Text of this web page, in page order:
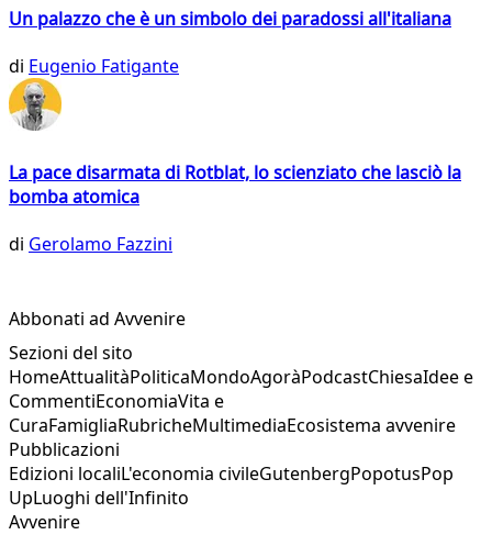
Un palazzo che è un simbolo dei paradossi all'italiana
di Eugenio Fatigante
La pace disarmata di Rotblat, lo scienziato che lasciò la
bomba atomica
di Gerolamo Fazzini
Abbonati ad Avvenire
Sezioni del sito
HomeAttualitàPoliticaMondoAgoràPodcastChiesaIdee e
CommentiEconomiaVita e
CuraFamigliaRubricheMultimediaEcosistema avvenire
Pubblicazioni
Edizioni localiL'economia civileGutenbergPopotusPop
UpLuoghi dell'Infinito
Avvenire